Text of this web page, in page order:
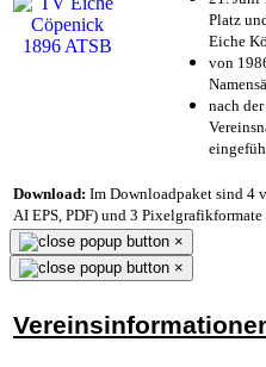
Platz
Eiche
von
nach
Download: Im Downloadpaket sind 4
AI EPS, PDF) und 3 Pixelgrafikformate
×
×